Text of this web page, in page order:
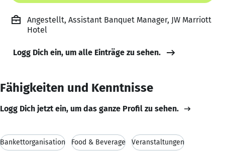
Angestellt, Assistant Banquet Manager, JW Marriott
Hotel
Logg Dich ein, um alle Einträge zu sehen.
Fähigkeiten und Kenntnisse
Logg Dich jetzt ein, um das ganze Profil zu sehen.
Bankettorganisation Food & Beverage Veranstaltungen